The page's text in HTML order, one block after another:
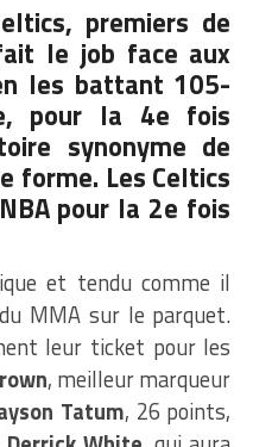
premiers de
le job face aux
les battant 105-
pour la 4e fois
synonyme de
forme. Les Celtics
pour la 2e fois
et tendu comme il
MMA sur le parquet.
leur ticket pour les
, meilleur marqueur
Tatum, 26 points,